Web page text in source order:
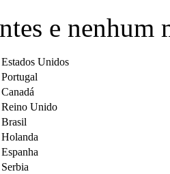
e nenhum
Estados Unidos
Portugal
Canadá
Reino Unido
Brasil
Holanda
Espanha
Serbia